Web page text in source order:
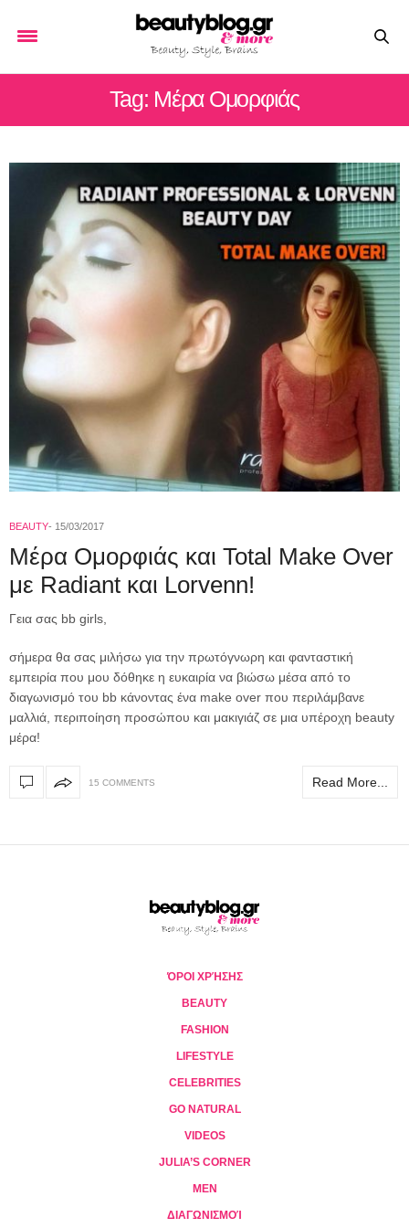
Tag: Μέρα Ομορφιάς
BEAUTY 15/03/2017
Μέρα Ομορφιάς και Total Make Over
με Radiant και Lorvenn!
Γεια σας bb girls,
σήμερα θα σας μιλήσω για την πρωτόγνωρη και φανταστική
εμπειρία που μου δόθηκε η ευκαιρία να βιώσω μέσα από το
διαγωνισμό του bb κάνοντας ένα make over που περιλάμβανε
μαλλιά, περιποίηση προσώπου και μακιγιάζ σε μια υπέροχη beauty
μέρα!
15 COMMENTS Read More...
ΌΡΟΙ ΧΡΉΣΗΣ
BEAUTY
FASHION
LIFESTYLE
CELEBRITIES
GO NATURAL
VIDEOS
JULIA’S CORNER
MEN
ΔΙΑΓΩΝΙΣΜΟΊ